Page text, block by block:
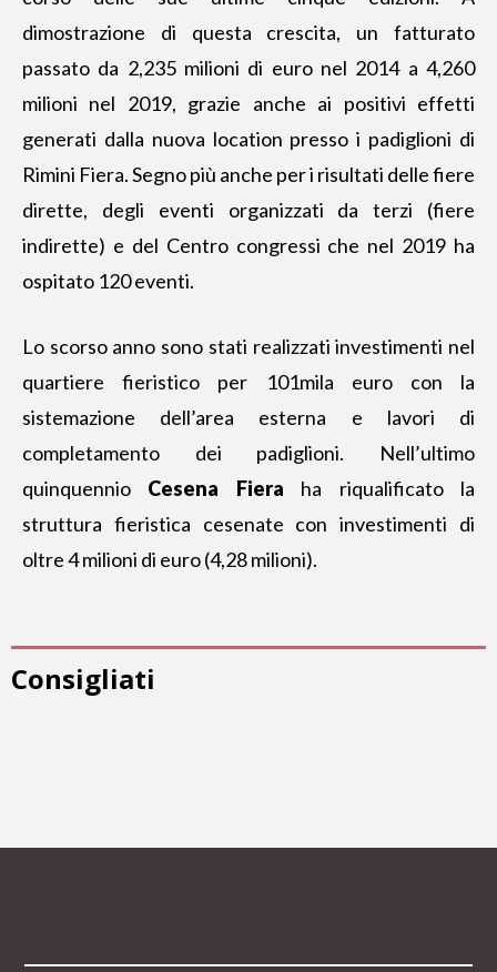
dimostrazione di questa crescita, un fatturato
passato da 2,235 milioni di euro nel 2014 a 4,260
milioni nel 2019, grazie anche ai positivi effetti
generati dalla nuova location presso i padiglioni di
Rimini Fiera. Segno più anche per i risultati delle fiere
dirette, degli eventi organizzati da terzi (fiere
indirette) e del Centro congressi che nel 2019 ha
ospitato 120 eventi.
Lo scorso anno sono stati realizzati investimenti nel
quartiere fieristico per 101mila euro con la
sistemazione dell’area esterna e lavori di
completamento dei padiglioni. Nell’ultimo
quinquennio Cesena Fiera ha riqualificato la
struttura fieristica cesenate con investimenti di
oltre 4 milioni di euro (4,28 milioni).
Consigliati